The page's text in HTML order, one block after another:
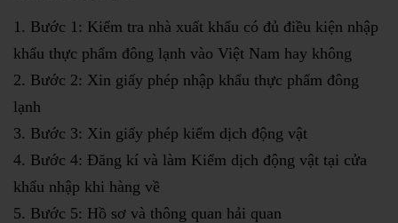
Bước 1: Kiểm tra nhà xuất khẩu có đủ điều kiện nhập
khẩu thực phẩm đông lạnh vào Việt Nam hay không
Bước 2: Xin giấy phép nhập khẩu thực phẩm đông
lạnh
Bước 3: Xin giấy phép kiểm dịch động vật
Bước 4: Đăng kí và làm Kiểm dịch động vật tại cửa
khẩu nhập khi hàng về
Bước 5: Hồ sơ và thông quan hải quan